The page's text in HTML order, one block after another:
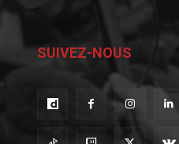
SUIVEZ-NOUS